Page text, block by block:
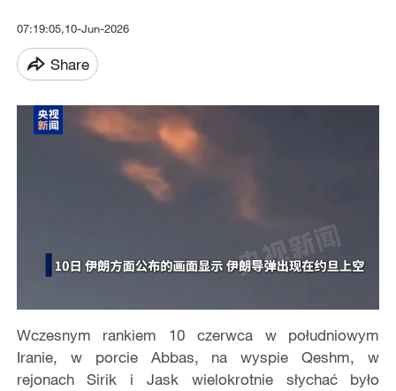
07:19:05,10-Jun-2026
Share
Wczesnym rankiem 10 czerwca w południowym
Iranie, w porcie Abbas, na wyspie Qeshm, w
rejonach Sirik i Jask wielokrotnie słychać było